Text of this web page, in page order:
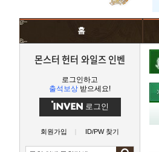
홈
몬스터 헌터 와일즈 인벤
로그인하고
출석보상 받으세요!
로그인
회원가입 ID/PW 찾기